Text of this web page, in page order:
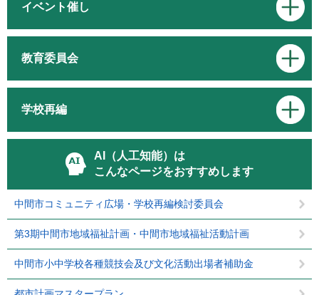
イベント催し
教育委員会
学校再編
AI（人工知能）は
こんなページをおすすめします
中間市コミュニティ広場・学校再編検討委員会
第3期中間市地域福祉計画・中間市地域福祉活動計画
中間市小中学校各種競技会及び文化活動出場者補助金